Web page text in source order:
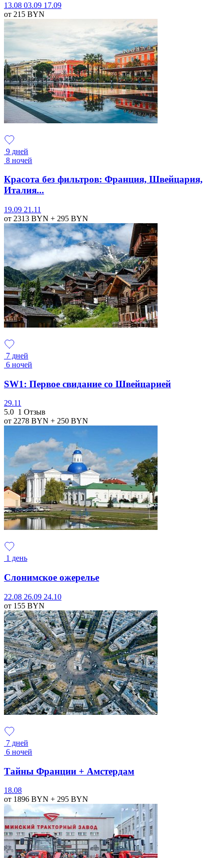
13.08 03.09 17.09
от 215 BYN
9 дней
8 ночей
Красота без фильтров: Франция, Швейцария,
Италия...
19.09 21.11
от 2313 BYN + 295 BYN
7 дней
6 ночей
SW1: Первое свидание со Швейцарией
29.11
5.0 1 Отзыв
от 2278 BYN + 250 BYN
1 день
Слонимское ожерелье
22.08 26.09 24.10
от 155 BYN
7 дней
6 ночей
Тайны Франции + Амстердам
18.08
от 1896 BYN + 295 BYN